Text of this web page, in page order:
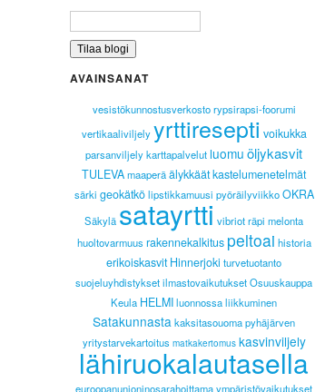
AVAINSANAT
vesistökunnostusverkosto rypsirapsi-foorumi
vertikaaliviljely yrttiresepti voikukka
parsanviljely karttapalvelut luomu öljykasvit
TULEVA maaperä älykkäät kastelumenetelmät
särki geokätkö lipstikkamuusi pyöräilyviikko OKRA
Säkylä satayrtti vibriot räpi melonta
huoltovarmuus rakennekalkitus peltoai historia
erikoiskasvit Hinnerjoki turvetuotanto
suojeluyhdistykset ilmastovaikutukset Osuuskauppa
Keula HELMI luonnossa liikkuminen
Satakunnasta kaksitasouoma pyhäjärven
yritystarvekartoitus matkakertomus kasvinviljely
lähiruokalautasella
euroopanunioninosarahoittama ympäristövaikutukset